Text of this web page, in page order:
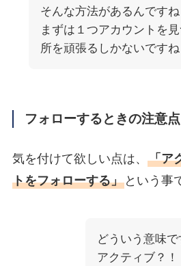
そんな方法があるんですね
まずは１つアカウントを
所を頑張るしかないですね
フォローするときの注意点
気を付けて欲しい点は、 「ア
トをフォローする」という事
どういう意味で
アクティブ？！